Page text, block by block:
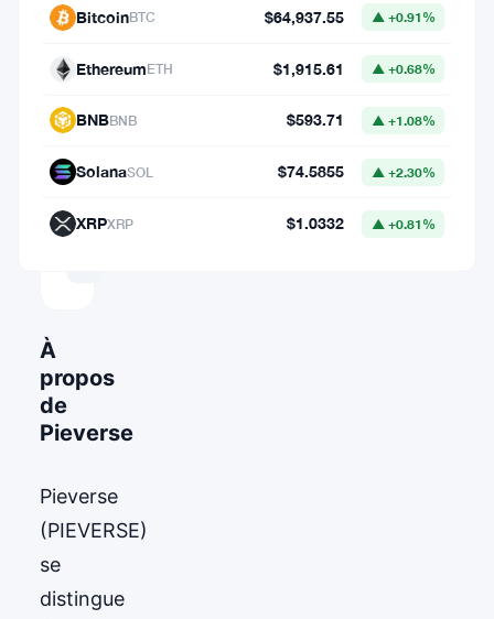
VERS
1
BTC
64,937.5517026
À
propos
de
Pieverse
Pieverse
(PIEVERSE)
se
distingue
BitcoinBTC $64,937.55 ▲ +0.91%
EthereumETH $1,915.61 ▲ +0.68%
BNBBNB $593.71 ▲ +1.08%
SolanaSOL $74.5855 ▲ +2.30%
XRPXRP $1.0332 ▲ +0.81%